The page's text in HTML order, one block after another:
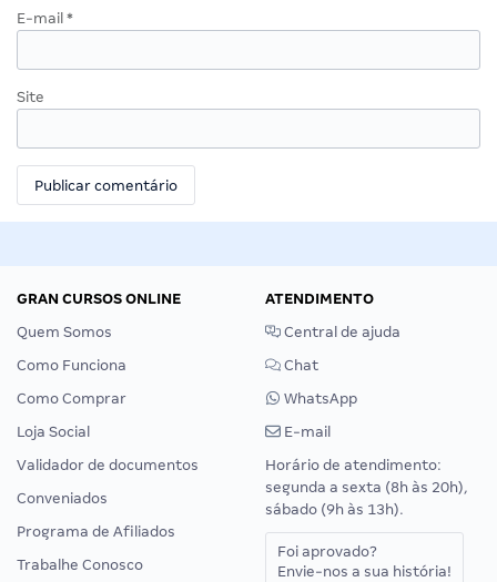
E-mail *
Site
GRAN CURSOS ONLINE
Quem Somos
Como Funciona
Como Comprar
Loja Social
Validador de documentos
Conveniados
Programa de Afiliados
Trabalhe Conosco
ATENDIMENTO
Central de ajuda
Chat
WhatsApp
E-mail
Horário de atendimento:
segunda a sexta (8h às 20h),
sábado (9h às 13h).
Foi aprovado?
Envie-nos a sua história!